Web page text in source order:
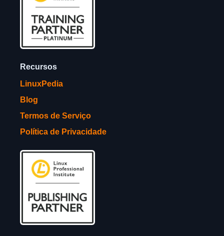
Recursos
LinuxPedia
Blog
Termos de Serviço
Política de Privacidade